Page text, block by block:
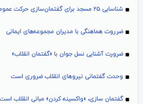
شناسایی ۲۵ مسجد برای گفتمان‌سازی حرکت عمومی در اصفهان
ضرروت هماهنگی با مدیران مجموعه‌های ایمانی
ضرورت آشنایی نسل جوان با «گفتمان انقلاب»
وحدت گفتمانی نیروهای انقلاب ضروری است
گفتمان سازی، «واکسینه کردن» مبانی انقلاب است